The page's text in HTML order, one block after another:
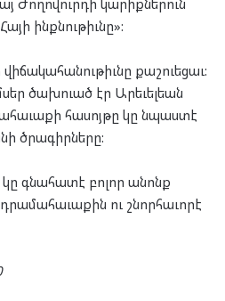
ինք­նու­թիւնը»:
քաշ­ուե­ցաւ:
ծախ­ուած էր Արե­ւել­եան
հա­սոյ­թը կը նպաս­տէ
ծրա­գիր­նե­րը:
կը գնա­հա­տէ բո­լոր անոնք
ու շնոր­հա­ւո­րէ